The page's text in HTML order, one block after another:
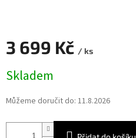
3 699 Kč / ks
cena:
Skladem
Můžeme doručit do: 11.8.2026